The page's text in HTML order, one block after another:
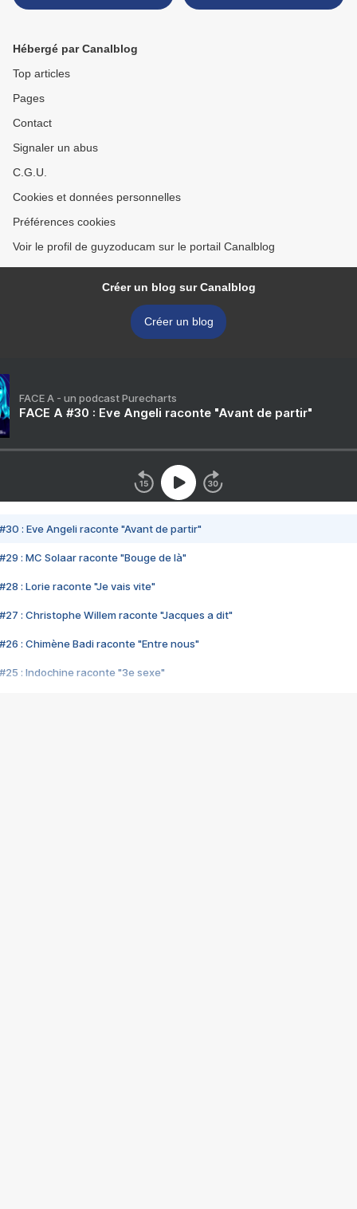
l’avancement global des
l’itinéraire Ekondo Titi-
Hébergé par Canalblog
Top articles
Pages
Contact
Signaler un abus
C.G.U.
Cookies et données personnelles
Préférences cookies
Voir le profil de guyzoducam sur le portail Canalblog
Créer un blog sur Canalblog
Créer un blog
FACE A - un podcast Purecharts
FACE A #30 : Eve Angeli raconte "Avant de partir"
#30 : Eve Angeli raconte "Avant de partir"
#29 : MC Solaar raconte "Bouge de là"
#28 : Lorie raconte "Je vais vite"
#27 : Christophe Willem raconte "Jacques a dit"
#26 : Chimène Badi raconte "Entre nous"
#25 : Indochine raconte "3e sexe"